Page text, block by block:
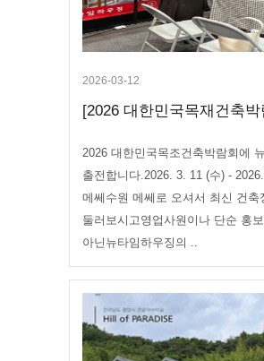
2026-03-12
[2026 대한민국목재건축
2026 대한민국목조건축박람회에
출전합니다.2026. 3. 11 (수) -
메쎄수원 메쎄로 오셔서 최신 건축
둘러보시고영업사원이나 단순 홍
아닌뉴타임하우징의 ..